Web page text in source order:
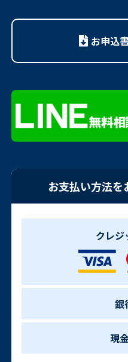
お申込
お支払い方法を
クレジ
銀
現